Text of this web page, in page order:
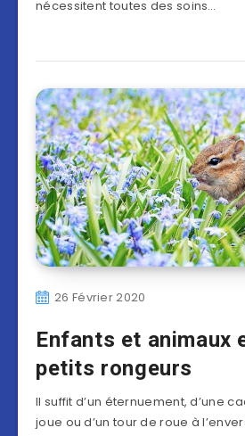
nécessitent toutes des soins…
26 Février 2020
Enfants et animaux
petits rongeurs
Il suffit d’un éternuement, d’une
joue ou d’un tour de roue à